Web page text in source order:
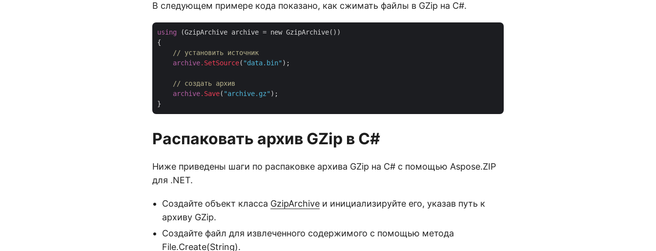
В следующем примере кода показано, как сжимать файлы в GZip на C#.
using (GzipArchive archive = new GzipArchive())
{
// установить источник
archive.SetSource( "data.bin" );
// создать архив
archive.Save( "archive.gz" );
Распаковать архив GZip в C#
Ниже приведены шаги по распаковке архива GZip на C# с помощью Aspose.ZIP
для .NET.
Создайте объект класса GzipArchive и инициализируйте его, указав путь к
архиву GZip.
Создайте файл для извлеченного содержимого с помощью метода
File.Create(String).